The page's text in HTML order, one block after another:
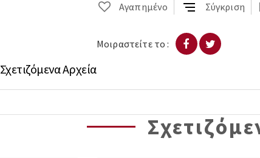
Αγαπημένο Σύγκριση
Μοιραστείτε το :
Σχετιζόμενα Αρχεία